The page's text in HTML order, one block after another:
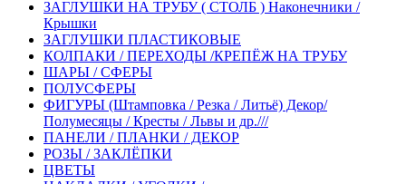
ЗАГЛУШКИ НА ТРУБУ ( СТОЛБ ) Наконечники /
Крышки
ЗАГЛУШКИ ПЛАСТИКОВЫЕ
КОЛПАКИ / ПЕРЕХОДЫ /КРЕПЁЖ НА ТРУБУ
ШАРЫ / СФЕРЫ
ПОЛУСФЕРЫ
ФИГУРЫ (Штамповка / Резка / Литьё) Декор/
Полумесяцы / Кресты / Львы и др.///
ПАНЕЛИ / ПЛАНКИ / ДЕКОР
РОЗЫ / ЗАКЛЁПКИ
ЦВЕТЫ